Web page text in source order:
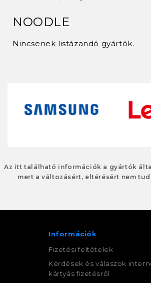
NOODLE
Nincsenek listázandó gyártók.
Az itt található információk a gyártók
mert a változásért, eltérésért nem
Információk
Fizetési feltételek
Kérdések és válaszok
kártyás fizetésről